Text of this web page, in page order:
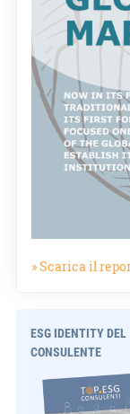
» Scarica il
ESG IDENTITY DEL
CONSULENTE